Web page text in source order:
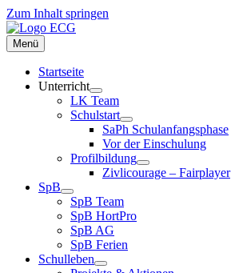
Zum Inhalt springen
Menü
Startseite
Unterricht
LK Team
Schulstart
SaPh Schulanfangsphase
Vor der Einschulung
Profilbildung
Zivlicourage – Fairplayer
SpB
SpB Team
SpB HortPro
SpB AG
SpB Ferien
Schulleben